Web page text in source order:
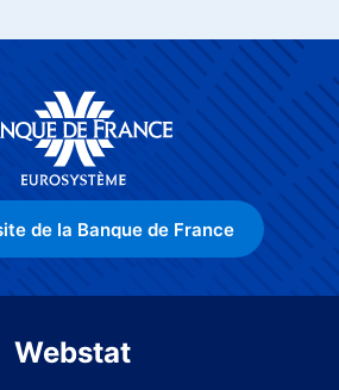
de la Banque de France
Webstat